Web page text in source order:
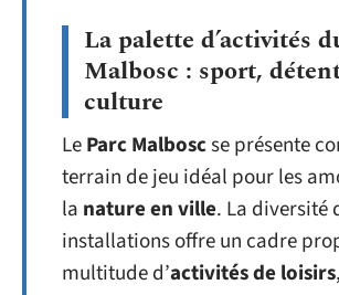
La palette d’activités
Malbosc : sport,
culture
LeParc Malboscse présente
terrain de jeu idéal pour les
la nature en ville. La diversité
installations offre un cadre
multitude d’activités de loisirs